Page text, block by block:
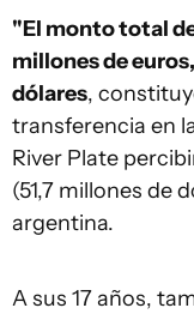
"El monto total
millones de
dólares,
transferencia en
River Plate
(51,7 millones de
argentina.
A sus 17 años,